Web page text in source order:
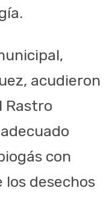
acudieron
Rastro
con
desechos